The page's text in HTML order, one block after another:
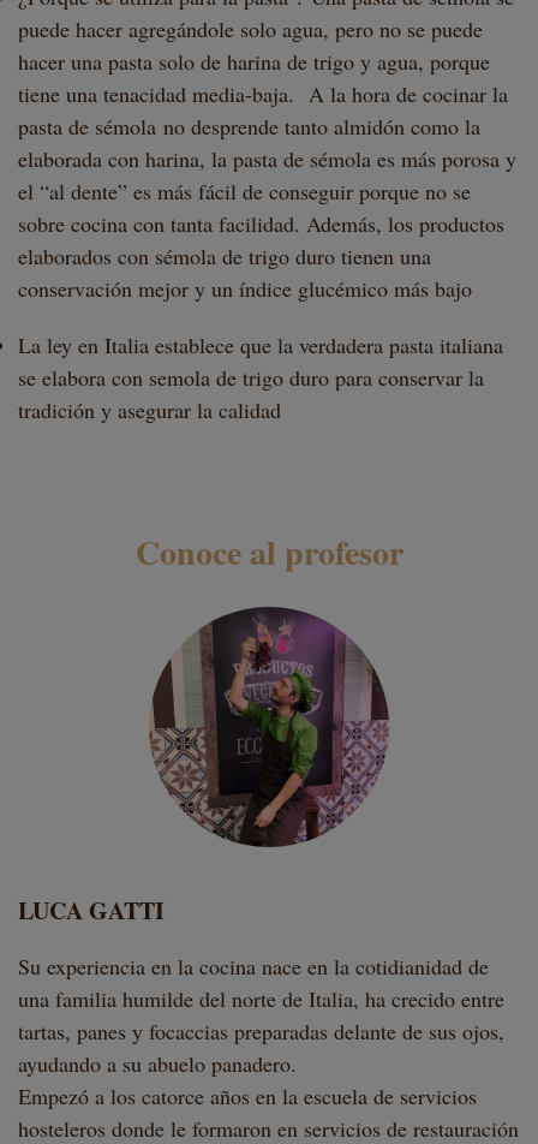
puede hacer agregándole solo agua, pero no se puede
hacer una pasta solo de harina de trigo y agua, porque
tiene una tenacidad media-baja. A la hora de cocinar la
pasta de sémola no desprende tanto almidón como la
elaborada con harina, la pasta de sémola es más porosa y
el “al dente” es más fácil de conseguir porque no se
sobre cocina con tanta facilidad. Además, los productos
elaborados con sémola de trigo duro tienen una
conservación mejor y un índice glucémico más bajo
La ley en Italia establece que la verdadera pasta italiana
se elabora con semola de trigo duro para conservar la
tradición y asegurar la calidad
Conoce al profesor
LUCA GATTI
Su experiencia en la cocina nace en la cotidianidad de
una familia humilde del norte de Italia, ha crecido entre
tartas, panes y focaccias preparadas delante de sus ojos,
ayudando a su abuelo panadero.
Empezó a los catorce años en la escuela de servicios
hosteleros donde le formaron en servicios de restauración